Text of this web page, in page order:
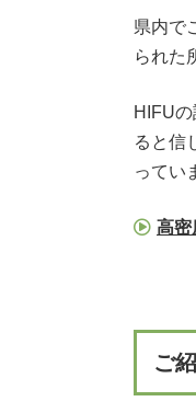
県内で
られた
HIFU
ると信
ってい
高密
ご